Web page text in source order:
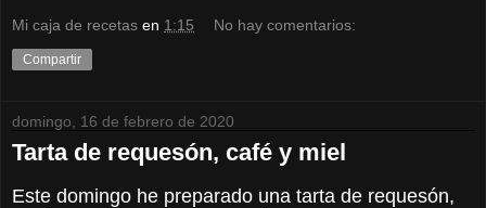
Mi caja de recetas en 1:15 No hay comentarios:
Compartir
domingo, 16 de febrero de 2020
Tarta de requesón, café y miel
Este domingo he preparado una tarta de requesón,